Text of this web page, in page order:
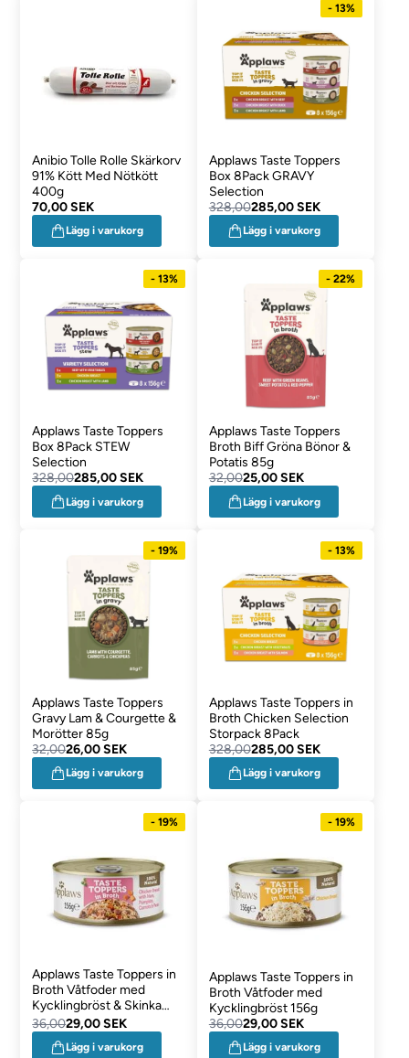
Anibio Tolle Rolle Skärkorv
91% Kött Med Nötkött
400g
70,00 SEK
Lägg i varukorg
- 13%
Applaws Taste Toppers
Box 8Pack GRAVY
Selection
328,00285,00 SEK
Lägg i varukorg
- 13%
Applaws Taste Toppers
Box 8Pack STEW
Selection
328,00285,00 SEK
Lägg i varukorg
- 22%
Applaws Taste Toppers
Broth Biff Gröna Bönor &
Potatis 85g
32,0025,00 SEK
Lägg i varukorg
- 19%
Applaws Taste Toppers
Gravy Lam & Courgette &
Morötter 85g
32,0026,00 SEK
Lägg i varukorg
- 13%
Applaws Taste Toppers in
Broth Chicken Selection
Storpack 8Pack
328,00285,00 SEK
Lägg i varukorg
- 19%
Applaws Taste Toppers in
Broth Våtfoder med
Kycklingbröst & Skinka
156g
36,0029,00 SEK
Lägg i varukorg
- 19%
Applaws Taste Toppers in
Broth Våtfoder med
Kycklingbröst 156g
36,0029,00 SEK
Lägg i varukorg